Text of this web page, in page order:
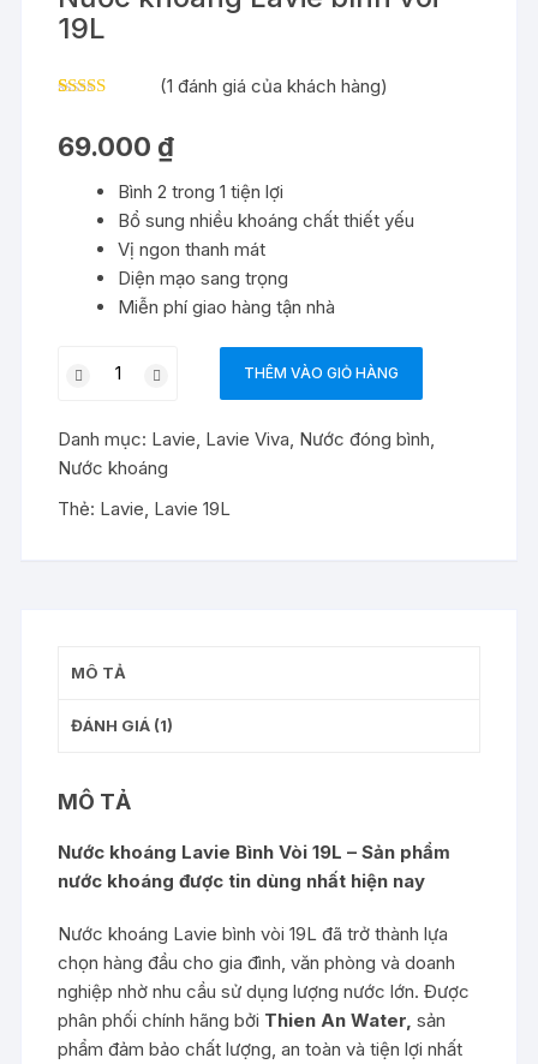
19L
đánh giá
(1 đánh giá của khách hàng)
69.000 ₫
Bình 2 trong 1 tiện lợi
Bổ sung nhiều khoáng chất thiết yếu
Vị ngon thanh mát
Diện mạo sang trọng
Miễn phí giao hàng tận nhà
khoáng
bình
vòi
19L
THÊM VÀO GIỎ HÀNG
Danh mục: Lavie Lavie Viva Nước đóng bình
Nước khoáng
Thẻ: Lavie Lavie 19L
MÔ TẢ
ĐÁNH GIÁ (1)
MÔ TẢ
Nước khoáng Lavie Bình Vòi 19L – Sản phẩm
nước khoáng được tin dùng nhất hiện nay
Nước khoáng Lavie bình vòi 19L đã trở thành lựa
chọn hàng đầu cho gia đình, văn phòng và doanh
nghiệp nhờ nhu cầu sử dụng lượng nước lớn. Được
phân phối chính hãng bởi Thien An Water, sản
phẩm đảm bảo chất lượng, an toàn và tiện lợi nhất